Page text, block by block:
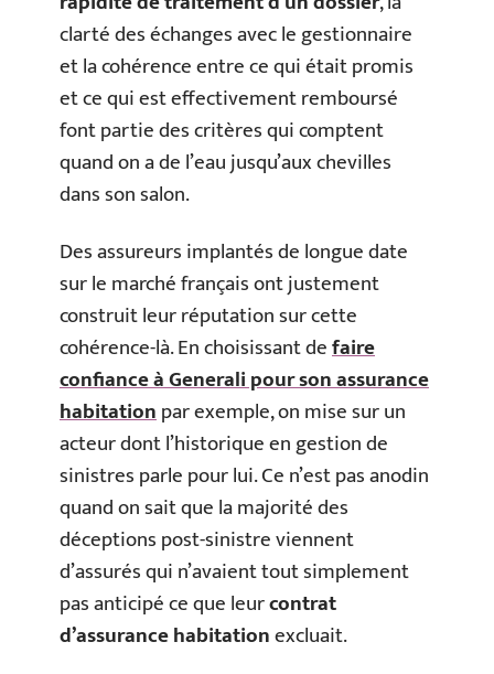
clarté des échanges avec le gestionnaire
et la cohérence entre ce qui était promis
et ce qui est effectivement remboursé
font partie des critères qui comptent
quand on a de l’eau jusqu’aux chevilles
dans son salon.
Des assureurs implantés de longue date
sur le marché français ont justement
construit leur réputation sur cette
cohérence-là. En choisissant defaire
confiance à Generali pour son assurance
habitationpar exemple, on mise sur un
acteur dont l’historique en gestion de
sinistres parle pour lui. Ce n’est pas anodin
quand on sait que la majorité des
déceptions post-sinistre viennent
d’assurés qui n’avaient tout simplement
pas anticipé ce que leurcontrat
d’assurance habitationexcluait.